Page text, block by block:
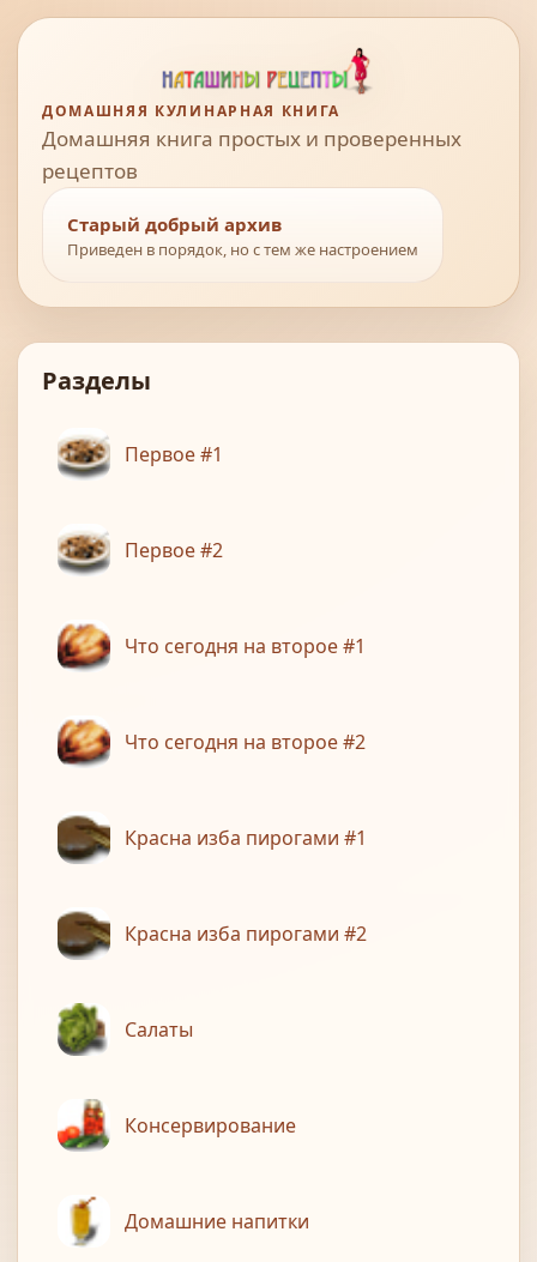
ДОМАШНЯЯ КУЛИНАРНАЯ КНИГА
Домашняя книга простых и проверенных
рецептов
Старый добрый архив
Приведен в порядок, но с тем же настроением
Разделы
Первое #1
Первое #2
Что сегодня на второе #1
Что сегодня на второе #2
Красна изба пирогами #1
Красна изба пирогами #2
Салаты
Консервирование
Домашние напитки